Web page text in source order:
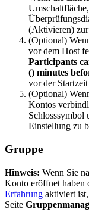
(Aktivieren) zur
(Optional)
vor dem Host
Participants
() minutes
vor der
(Optional)
Kontos
Schlosssymbol
Einstellung zu
Gruppe
Hinweis: Wenn Sie
Konto eröffnet
Erfahrung aktiviert
Seite